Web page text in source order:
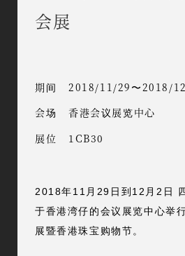
会展
期间
2018/11/29〜2018/
会场
香港会议展览中心
展位
1CB30
2018年11月29日到12月2日
于香港湾仔的会议展览中心举
展暨香港珠宝购物节。